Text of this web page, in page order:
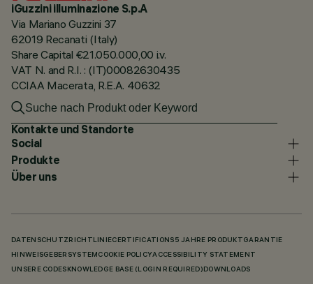
iGuzzini illuminazione S.p.A
Via Mariano Guzzini 37
62019 Recanati (Italy)
Share Capital €21.050.000,00 i.v.
VAT N. and R.I. : (IT)00082630435
CCIAA Macerata, R.E.A. 40632
Kontakte und Standorte
Social
Produkte
Über uns
DATENSCHUTZRICHTLINIECERTIFICATIONS 5 JAHRE PRODUKTGARANTIE
HINWEISGEBERSYSTEM COOKIE POLICYACCESSIBILITY STATEMENT
UNSERE CODES KNOWLEDGE BASE (LOGIN REQUIRED) DOWNLOADS